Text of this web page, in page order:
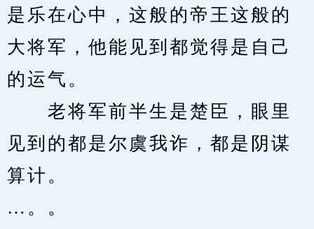
是乐在心中，这般的帝王这般的
大将军，他能见到都觉得是自己
的运气。
老将军前半生是楚臣，眼里
见到的都是尔虞我诈，都是阴谋
算计。
…。。